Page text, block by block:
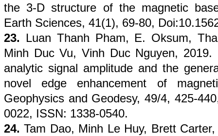
the 3-D structure of the magnetic
Earth Sciences, 41(1), 69-80,
23. Luan Thanh Pham, E. Oksum,
Minh Duc Vu, Vinh Duc Nguyen,
analytic signal amplitude and the
novel edge enhancement of
Geophysics and Geodesy, 49/4, 425-
0022, ISSN: 1338-0540.
24. Tam Dao, Minh Le Huy, Brett